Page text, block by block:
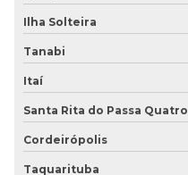
Ilha Solteira
Tanabi
Itaí
Santa Rita do Passa Quatro
Cordeirópolis
Taquarituba